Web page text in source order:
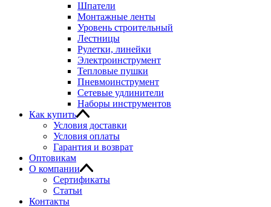
Шпатели
Монтажные ленты
Уровень строительный
Лестницы
Рулетки, линейки
Электроинструмент
Тепловые пушки
Пневмоинструмент
Сетевые удлинители
Наборы инструментов
Как купить
Условия доставки
Условия оплаты
Гарантия и возврат
Оптовикам
О компании
Сертификаты
Статьи
Контакты